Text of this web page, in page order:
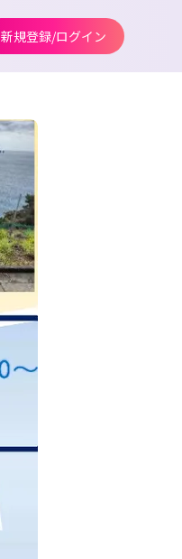
新規登録/ログイン